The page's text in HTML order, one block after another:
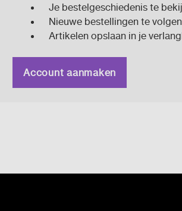
Je bestelgeschiedenis te
Nieuwe bestellingen te volgen
Artikelen opslaan in je
Account aanmaken